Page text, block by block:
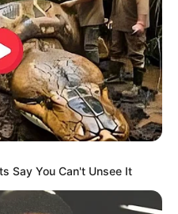
Say You Can't Unsee It